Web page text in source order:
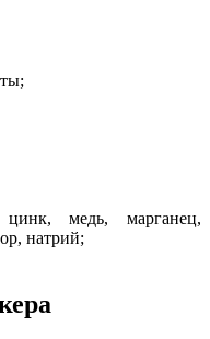
медь, марганец,
натрий;